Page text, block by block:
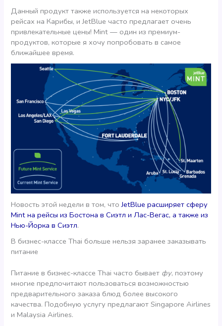
Данный продукт также используется на некоторых
рейсах на Карибы, и JetBlue часто предлагает очень
привлекательные цены! Mint — один из премиум-
продуктов, которые я хочу попробовать в самое
ближайшее время.
Новость этой недели в том, чтоJetBlue расширяет сферу
Mint на рейсы из Бостона в Сиэтл и Лас-Вегас, а также из
Нью-Йорка в Сиэтл.
В бизнес-классе Thai больше нельзя заранее заказывать
питание
Питание в бизнес-классе Thai часто бывает фу, поэтому
многие предпочитают пользоваться возможностью
предварительного заказа блюд более высокого
качества. Подобную услугу предлагают Singapore Airlines
и Malaysia Airlines.